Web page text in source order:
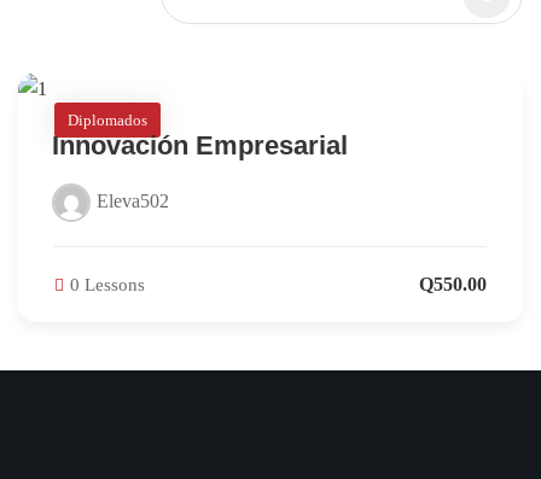
Diplomados
Innovación Empresarial
Eleva502
0 Lessons Q550.00